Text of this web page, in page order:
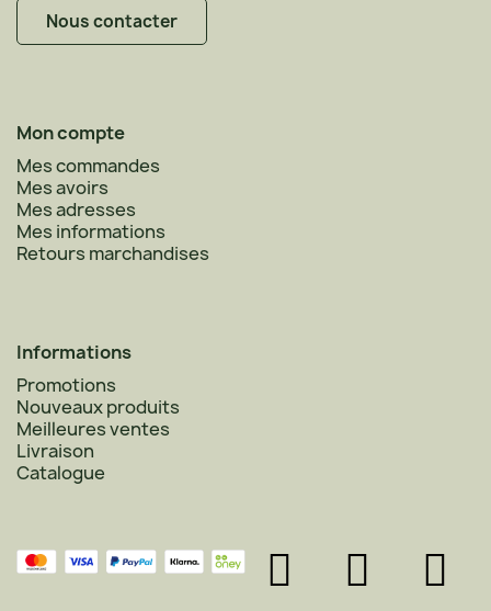
Nous contacter
Mon compte
Mes commandes
Mes avoirs
Mes adresses
Mes informations
Retours marchandises
Informations
Promotions
Nouveaux produits
Meilleures ventes
Livraison
Catalogue